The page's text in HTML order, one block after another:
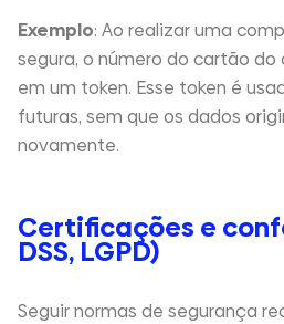
Exemplo: Ao realizar uma
segura, o número do cartão
em um token. Esse token é
futuras, sem que os dados
novamente.
Certificações e
DSS, LGPD)
Seguir normas de segurança